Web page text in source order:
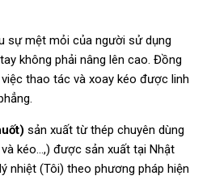
sự mệt mỏi của người sử dụng
không phải nâng lên cao. Đồng
thao tác và xoay kéo được linh
sản xuất từ thép chuyên dùng
kéo…,) được sản xuất tại Nhật
nhiệt (Tôi) theo phương pháp hiện